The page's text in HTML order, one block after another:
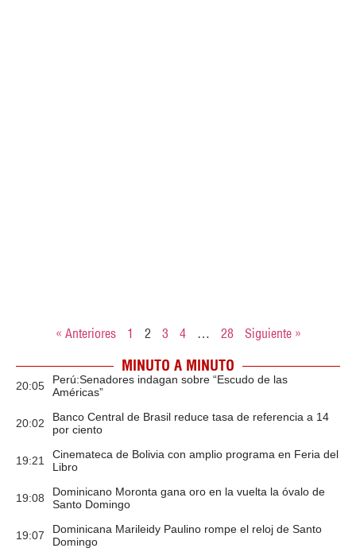
« Anteriores 1 2 3 4 … 28 Siguiente »
MINUTO A MINUTO
20:05
Perú:Senadores indagan sobre “Escudo de las
Américas”
20:02
Banco Central de Brasil reduce tasa de referencia a 14
por ciento
19:21
Cinemateca de Bolivia con amplio programa en Feria del
Libro
19:08
Dominicano Moronta gana oro en la vuelta la óvalo de
Santo Domingo
19:07
Dominicana Marileidy Paulino rompe el reloj de Santo
Domingo